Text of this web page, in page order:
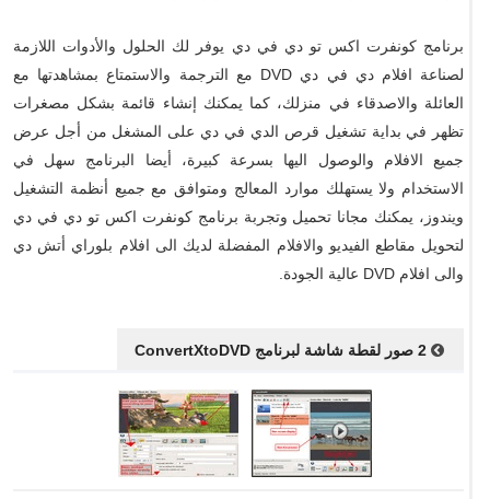
برنامج كونفرت اكس تو دي في دي يوفر لك الحلول والأدوات اللازمة
لصناعة افلام دي في دي DVD مع الترجمة والاستمتاع بمشاهدتها مع
العائلة والاصدقاء في منزلك، كما يمكنك إنشاء قائمة بشكل مصغرات
تظهر في بداية تشغيل قرص الدي في دي على المشغل من أجل عرض
جميع الافلام والوصول اليها بسرعة كبيرة، أيضا البرنامج سهل في
الاستخدام ولا يستهلك موارد المعالج ومتوافق مع جميع أنظمة التشغيل
ويندوز، يمكنك مجانا تحميل وتجربة برنامج كونفرت اكس تو دي في دي
لتحويل مقاطع الفيديو والافلام المفضلة لديك الى افلام بلوراي أتش دي
والى افلام DVD عالية الجودة.
2 صور لقطة شاشة لبرنامج ConvertXtoDVD